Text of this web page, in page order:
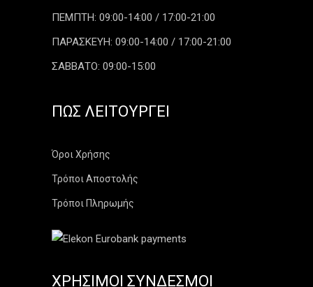
ΠΕΜΠΤΗ: 09:00-14:00 / 17:00-21:00
ΠΑΡΑΣΚΕΥΗ: 09:00-14:00 / 17:00-21:00
ΣΑΒΒΑΤΟ: 09:00-15:00
ΠΏΣ ΛΕΙΤΟΥΡΓΕΊ
Όροι Χρήσης
Τρόποι Αποστολής
Τρόποι Πληρωμής
ΧΡΉΣΙΜΟΙ ΣΎΝΔΕΣΜΟΙ